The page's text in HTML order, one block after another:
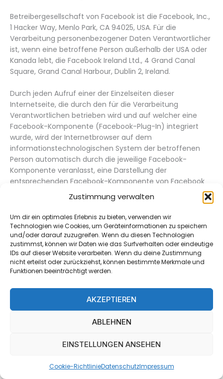
Zustimmung verwalten
Um dir ein optimales Erlebnis zu bieten, verwenden wir
Technologien wie Cookies, um Geräteinformationen zu speichern
und/oder darauf zuzugreifen. Wenn du diesen Technologien
zustimmst, können wir Daten wie das Surfverhalten oder eindeutige
IDs auf dieser Website verarbeiten. Wenn du deine Zustimmung
nicht erteilst oder zurückziehst, können bestimmte Merkmale und
Funktionen beeinträchtigt werden.
AKZEPTIEREN
ABLEHNEN
EINSTELLUNGEN ANSEHEN
Cookie-RichtlinieDatenschutzImpressum
Betreibergesellschaft von Facebook ist die Facebook, Inc.,
1 Hacker Way, Menlo Park, CA 94025, USA. Für die
Verarbeitung personenbezogener Daten Verantwortlicher
ist, wenn eine betroffene Person außerhalb der USA oder
Kanada lebt, die Facebook Ireland Ltd., 4 Grand Canal
Square, Grand Canal Harbour, Dublin 2, Ireland.
Durch jeden Aufruf einer der Einzelseiten dieser
Internetseite, die durch den für die Verarbeitung
Verantwortlichen betrieben wird und auf welcher eine
Facebook-Komponente (Facebook-Plug-In) integriert
wurde, wird der Internetbrowser auf dem
informationstechnologischen System der betroffenen
Person automatisch durch die jeweilige Facebook-
Komponente veranlasst, eine Darstellung der
entsprechenden Facebook-Komponente von Facebook
herunterzuladen. Eine Gesamtübersicht über alle
unter https://developers.facebook.co…abgerufen
werden. Im Rahmen dieses technischen Verfahrens erhält
Facebook Kenntnis darüber, welche konkrete Unterseite
unserer Internetseite durch die betroffene Person
besucht wird.
eingeloggt ist, erkennt Facebook mit jedem Aufruf
unserer Internetseite durch die betroffene Person und
während der gesamten Dauer des jeweiligen Aufenthaltes
auf unserer Internetseite, welche konkrete Unterseite
Diese Informationen werden durch die Facebook-
jeweiligen Facebook-Account der betroffenen Person